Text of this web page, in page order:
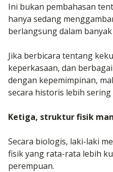
Ini bukan pembahasan
hanya sedang
berlangsung dalam
Jika berbicara tentang
keperkasaan, dan
dengan kepemimpinan,
secara historis lebih
Ketiga, struktur fisik
Secara biologis, laki-laki
fisik yang rata-rata lebih
perempuan.